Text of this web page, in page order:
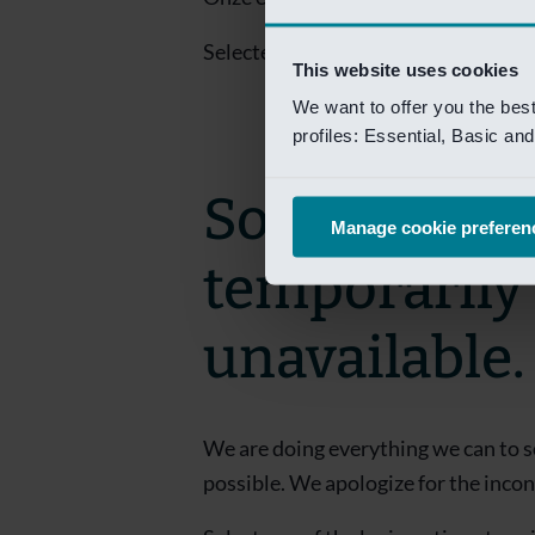
This website uses cookies
We want to offer you the
profiles: Essential, Basic
Manage cookie
Selecteer een van de login opties
Sorry! This
temporarily
unavailable.
We are doing everything we can to
possible. We apologize for the